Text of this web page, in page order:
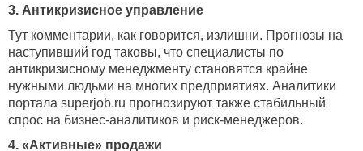
3. Антикризисное управление
Тут комментарии, как говорится, излишни. Прогнозы на
наступивший год таковы, что специалисты по
антикризисному менеджменту становятся крайне
нужными людьми на многих предприятиях. Аналитики
портала superjob.ru прогнозируют также стабильный
спрос на бизнес-аналитиков и риск-менеджеров.
4. «Активные» продажи